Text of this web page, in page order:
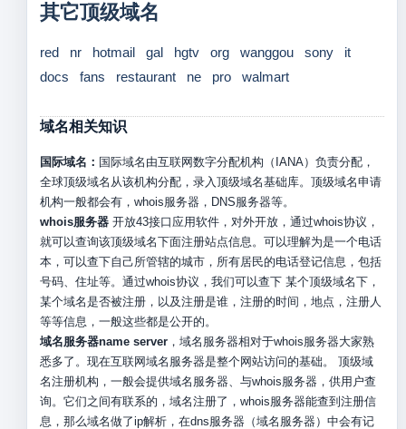
其它顶级域名
red nr hotmail gal hgtv org wanggou sony
it
docs
fans restaurant ne pro walmart
域名相关知识
国际域名： 国际域名由互联网数字分配机构（IANA）负责分配，
全球顶级域名从该机构分配，录入顶级域名基础库。顶级域名申请
机构一般都会有，whois服务器，DNS服务器等。
whois服务器开放43接口应用软件，对外开放，通过whois协议，
就可以查询该顶级域名下面注册站点信息。可以理解为是一个电话
本，可以查下自己所管辖的城市，所有居民的电话登记信息，包括
号码、住址等。通过whois协议，我们可以查下 某个顶级域名下，
某个域名是否被注册，以及注册是谁，注册的时间，地点，注册人
等等信息，一般这些都是公开的。
域名服务器name server，域名服务器相对于whois服务器大家熟
悉多了。现在互联网域名服务器是整个网站访问的基础。 顶级域
名注册机构，一般会提供域名服务器、与whois服务器，供用户查
询。它们之间有联系的，域名注册了，whois服务器能查到注册信
息，那么域名做了ip解析，在dns服务器（域名服务器）中会有记